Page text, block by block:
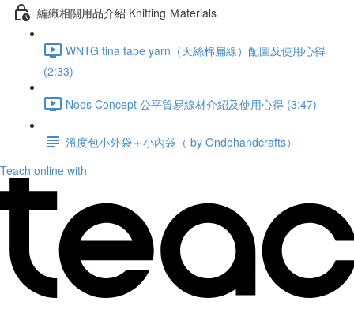
編織相關用品介紹 Knitting Ｍaterials
WNTG tina tape yarn（天絲棉扁線）配圖及使用心得
(2:33)
Noos Concept 公平貿易線材介紹及使用心得 (3:47)
溫度包小外袋＋小內袋（ by Ondohandcrafts）
Teach online with